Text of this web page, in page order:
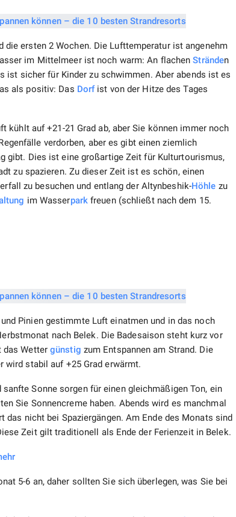
ersten 2 Wochen. Die Lufttemperatur ist angenehm
im Mittelmeer ist noch warm: An flachenStränden
ist sicher für Kinder zu schwimmen. Aber abends ist es
als positiv: Das Dorfist von der Hitze des Tages
auf +21-21 Grad ab, aber Sie können immer noch
verdorben, aber es gibt einen ziemlich
gibt. Dies ist eine großartige Zeit für Kulturtourismus,
zu spazieren. Zu dieser Zeit ist es schön, einen
zu besuchen und entlang der Altynbeshik-Höhle zu
im Wasserparkfreuen (schließt nach dem 15.
Pinien gestimmte Luft einatmen und in das noch
nach Belek. Die Badesaison steht kurz vor
das Wettergünstig zum Entspannen am Strand. Die
wird stabil auf +25 Grad erwärmt.
Sonne sorgen für einen gleichmäßigen Ton, ein
Sie Sonnencreme haben. Abends wird es manchmal
nicht bei Spaziergängen. Am Ende des Monats sind
Zeit gilt traditionell als Ende der Ferienzeit in Belek.
5-6 an, daher sollten Sie sich überlegen, was Sie bei